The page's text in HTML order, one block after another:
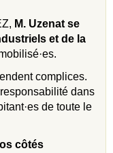
M. Uzenat se
et de la
complices.
dans
de toute le
côtés